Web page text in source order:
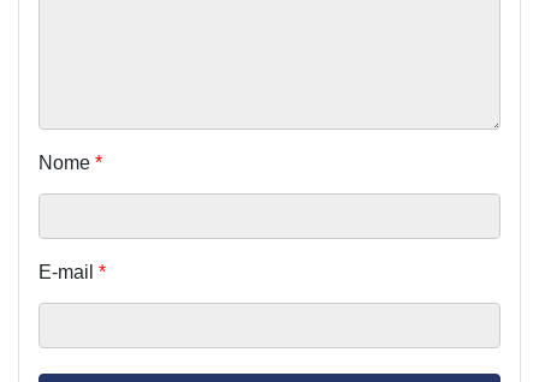
Nome *
E-mail *